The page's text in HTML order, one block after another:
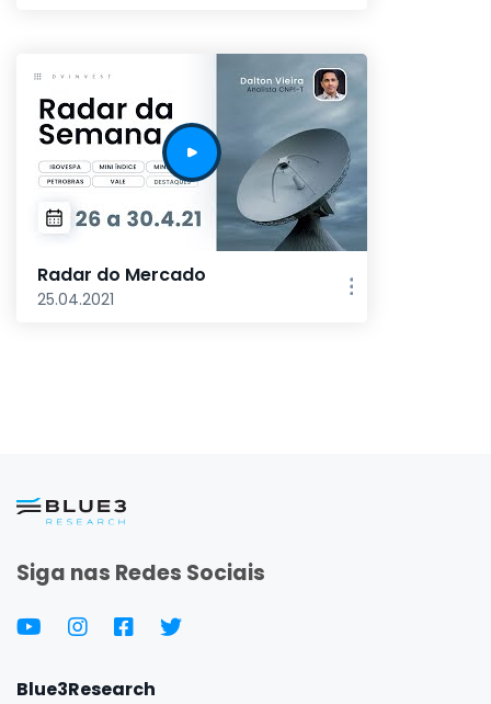
Radar do Mercado
25.04.2021
Siga nas Redes Sociais
Blue3Research